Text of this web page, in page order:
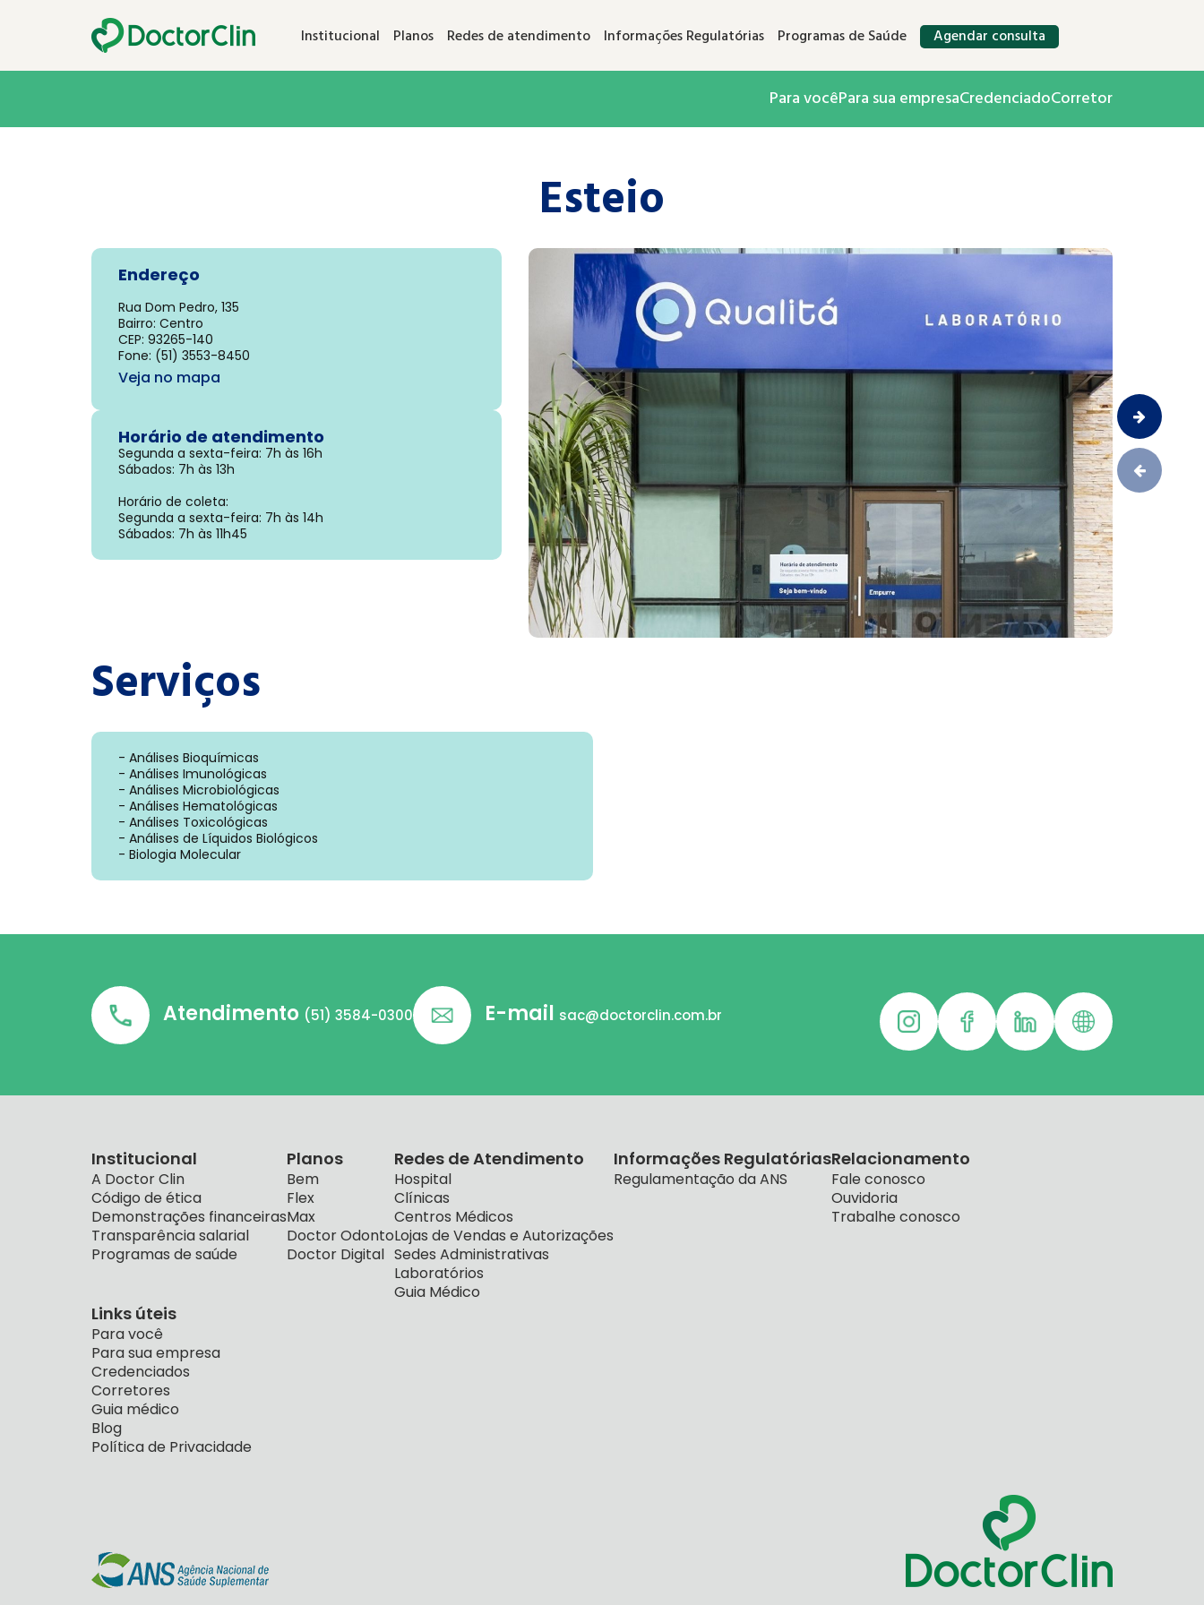
Institucional Planos Redes de atendimento Informações Regulatórias Programas de Saúde Agendar consulta
Para vocêPara sua empresaCredenciadoCorretor
Esteio
Endereço
Rua Dom Pedro, 135
Bairro: Centro
CEP: 93265-140
Fone: (51) 3553-8450
Veja no mapa
Horário de atendimento
Segunda a sexta-feira: 7h às 16h
Sábados: 7h às 13h
Horário de coleta:
Segunda a sexta-feira: 7h às 14h
Sábados: 7h às 11h45
Serviços
- Análises Bioquímicas
- Análises Imunológicas
- Análises Microbiológicas
- Análises Hematológicas
- Análises Toxicológicas
- Análises de Líquidos Biológicos
- Biologia Molecular
Atendimento (51) 3584-0300 E-mail sac@doctorclin.com.br
Institucional
A Doctor Clin
Código de ética
Demonstrações financeiras
Transparência salarial
Programas de saúde
Planos
Bem
Flex
Max
Doctor Odonto
Doctor Digital
Redes de Atendimento
Hospital
Clínicas
Centros Médicos
Lojas de Vendas e Autorizações
Sedes Administrativas
Laboratórios
Guia Médico
Informações Regulatórias
Regulamentação da ANS
Relacionamento
Fale conosco
Ouvidoria
Trabalhe conosco
Links úteis
Para você
Para sua empresa
Credenciados
Corretores
Guia médico
Blog
Política de Privacidade